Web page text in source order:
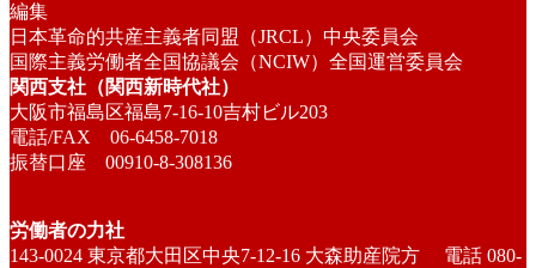
編集
日本革命的共産主義者同盟（JRCL）中央委員会
国際主義労働者全国協議会（NCIW）全国運営委員会
関西支社（関西新時代社）
大阪市福島区福島7-16-10吉村ビル203
電話/FAX 06-6458-7018
振替口座 00910-8-308136
労働者の力社
143-0024 東京都大田区中央7-12-16 大森助産院方 電話 080-